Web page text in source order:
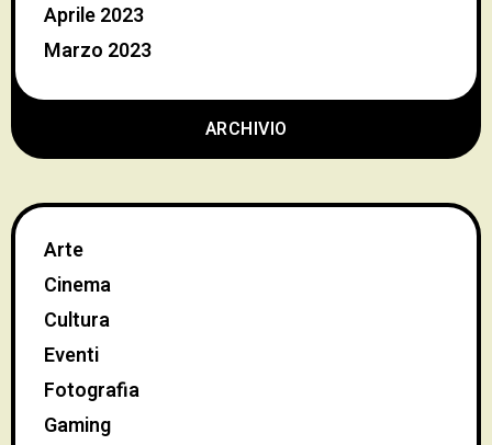
ARCHIVIO
Aprile 2023
Marzo 2023
Arte
Cinema
Cultura
Eventi
Fotografia
Gaming